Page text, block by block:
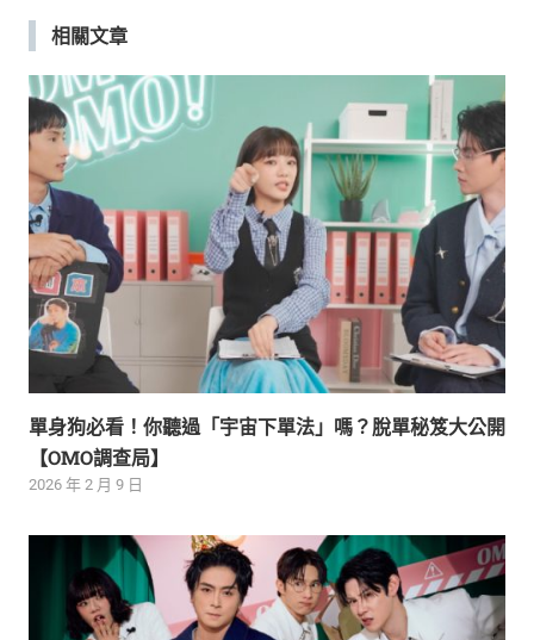
覽相關文章
單身狗必看！你聽過「宇宙下單法」嗎？脫單秘笈大公開
【OMO調查局】
2026 年 2 月 9 日